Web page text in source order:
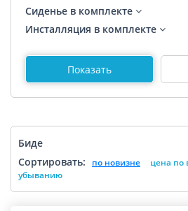
Сиденье в комплекте
Инсталляция в комплекте
Биде
Сортировать:
по новизне цена по
убыванию